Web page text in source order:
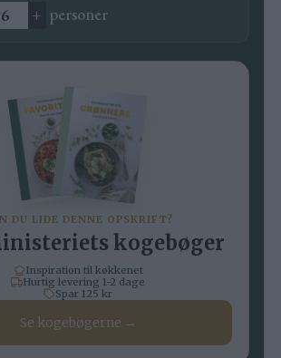
+ personer
DU LIDE DENNE OPSKRIFT?
kogebøger
Inspiration til køkkenet
Hurtig levering 1-2 dage
Spar 125 kr
Se kogebøgerne →